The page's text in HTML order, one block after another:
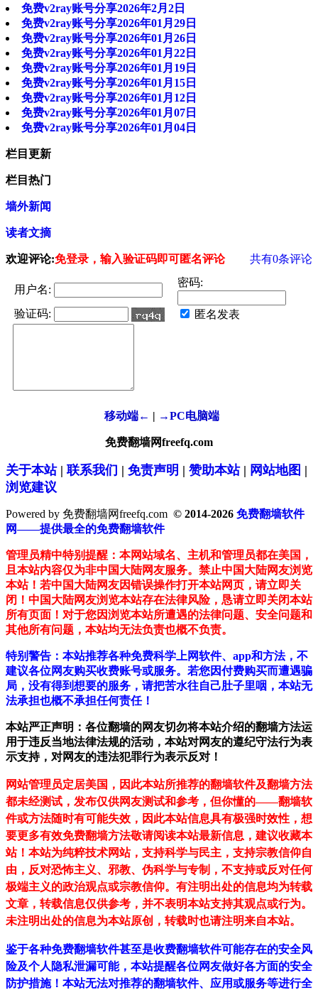
免费v2ray账号分享2026年2月2日
免费v2ray账号分享2026年01月29日
免费v2ray账号分享2026年01月26日
免费v2ray账号分享2026年01月22日
免费v2ray账号分享2026年01月19日
免费v2ray账号分享2026年01月15日
免费v2ray账号分享2026年01月12日
免费v2ray账号分享2026年01月07日
免费v2ray账号分享2026年01月04日
栏目更新
栏目热门
墙外新闻
读者文摘
欢迎评论:免登录，输入验证码即可匿名评论 共有0条评论
用户名:
密码:
验证码: 匿名发表
移动端← | →PC电脑端
免费翻墙网freefq.com
关于本站| 联系我们 | 免责声明 | 赞助本站| 网站地图 |
浏览建议
Powered by 免费翻墙网freefq.com © 2014-2026 免费翻墙软件
网——提供最全的免费翻墙软件
管理员精中特别提醒：本网站域名、主机和管理员都在美国，
且本站内容仅为非中国大陆网友服务。禁止中国大陆网友浏览
本站！若中国大陆网友因错误操作打开本站网页，请立即关
闭！中国大陆网友浏览本站存在法律风险，恳请立即关闭本站
所有页面！对于您因浏览本站所遭遇的法律问题、安全问题和
其他所有问题，本站均无法负责也概不负责。
特别警告：本站推荐各种免费科学上网软件、app和方法，不
建议各位网友购买收费账号或服务。若您因付费购买而遭遇骗
局，没有得到想要的服务，请把苦水往自己肚子里咽，本站无
法承担也概不承担任何责任！
本站严正声明：各位翻墙的网友切勿将本站介绍的翻墙方法运
用于违反当地法律法规的活动，本站对网友的遵纪守法行为表
示支持，对网友的违法犯罪行为表示反对！
网站管理员定居美国，因此本站所推荐的翻墙软件及翻墙方法
都未经测试，发布仅供网友测试和参考，但你懂的——翻墙软
件或方法随时有可能失效，因此本站信息具有极强时效性，想
要更多有效免费翻墙方法敬请阅读本站最新信息，建议收藏本
站！ 本站为纯粹技术网站，支持科学与民主，支持宗教信仰自
由，反对恐怖主义、邪教、伪科学与专制，不支持或反对任何
极端主义的政治观点或宗教信仰。有注明出处的信息均为转载
文章，转载信息仅供参考，并不表明本站支持其观点或行为。
未注明出处的信息为本站原创，转载时也请注明来自本站。
鉴于各种免费翻墙软件甚至是收费翻墙软件可能存在的安全风
险及个人隐私泄漏可能，本站提醒各位网友做好各方面的安全
防护措施！本站无法对推荐的翻墙软件、应用或服务等进行全